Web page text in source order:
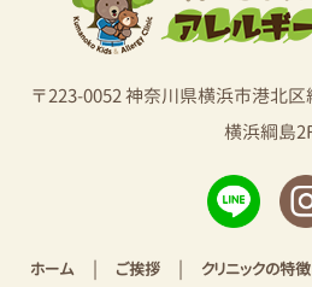
〒223-0052 神奈川県横浜市港北区
横浜綱島
ホーム| ご挨拶| クリニックの特徴